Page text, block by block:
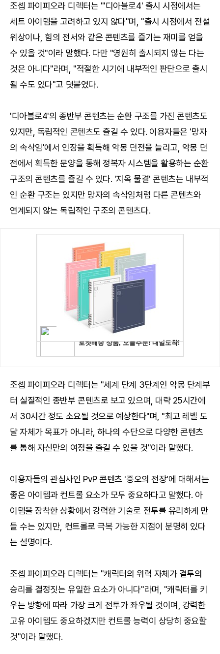
조셉 파이피오라 디렉터는 "'디아블로4' 출시 시점에서는
세트 아이템을 고려하고 있지 않다"며, "출시 시점에서 전설
위상이나, 힘의 전서와 같은 콘텐츠를 즐기는 재미를 얻을
수 있을 것"이라 말했다. 다만 "영원히 출시되지 않는 다는
것은 아니다"라며, "적절한 시기에 내부적인 판단으로 출시
될 수도 있다"고 덧붙였다.
'디아블로4'의 종반부 콘텐츠는 순환 구조를 가진 콘텐츠도
있지만, 독립적인 콘텐츠도 즐길 수 있다. 이용자들은 '망자
의 속삭임'에서 인장을 획득해 악몽 던전을 늘리고, 악몽 던
전에서 획득한 문양을 통해 정복자 시스템을 활용하는 순환
구조의 콘텐츠를 즐길 수 있다. '지옥 물결' 콘텐츠는 내부적
인 순환 구조는 있지만 망자의 속삭임처럼 다른 콘텐츠와
연계되지 않는 독립적인 구조의 콘텐츠다.
조셉 파이피오라 디렉터는 "세계 단계 3단계인 악몽 단계부
터 실질적인 종반부 콘텐츠로 보고 있으며, 대략 25시간에
서 30시간 정도 소요될 것으로 예상한다"며, "최고 레벨 도
달 자체가 목표가 아니라, 하나의 수단으로 다양한 콘텐츠
를 통해 자신만의 여정을 즐길 수 있을 것"이라 말했다.
이용자들의 관심사인 PvP 콘텐츠 '증오의 전장'에 대해서는
좋은 아이템과 컨트롤 요소가 모두 중요하다고 말했다. 아
이템을 장착한 상황에서 강력한 기술로 전투를 유리하게 만
들 수는 있지만, 컨트롤로 극복 가능한 지점이 분명히 있다
는 설명이다.
조셉 파이피오라 디렉터는 "캐릭터의 위력 자체가 결투의
승리를 결정짓는 유일한 요소가 아니다"라며, "캐릭터를 키
우는 방향에 따라 가장 크게 전투가 좌우될 것이며, 강력한
고유 아이템도 중요하겠지만 컨트롤 능력이 상당히 중요할
것"이라 말했다.